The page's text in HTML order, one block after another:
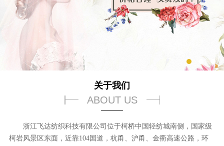
关于我们
ABOUT US
浙江飞达纺织科技有限公司位于柯桥中国轻纺城南侧，国家级
柯岩风景区东面，近靠104国道，杭甬、沪甬、金衢高速公路，环